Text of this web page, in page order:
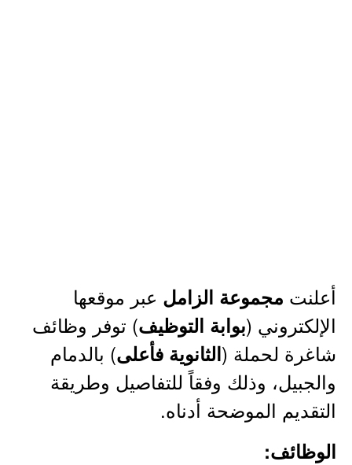
أعلنت مجموعة الزامل عبر موقعها
الإلكتروني (بوابة التوظيف) توفر وظائف
شاغرة لحملة (الثانوية فأعلى) بالدمام
والجبيل، وذلك وفقاً للتفاصيل وطريقة
التقديم الموضحة أدناه.
الوظائف: